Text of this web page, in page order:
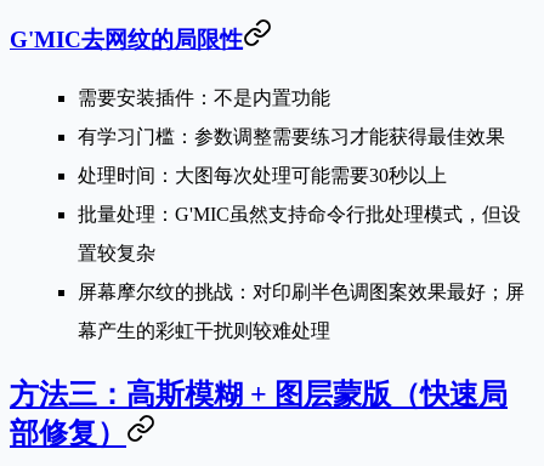
G'MIC去网纹的局限性
需要安装插件 ：不是内置功能
有学习门槛 ：参数调整需要练习才能获得最佳效果
处理时间 ：大图每次处理可能需要30秒以上
批量处理 ：G'MIC虽然支持命令行批处理模式，但设
置较复杂
屏幕摩尔纹的挑战 ：对印刷半色调图案效果最好；屏
幕产生的彩虹干扰则较难处理
方法三：高斯模糊 + 图层蒙版（快速局
部修复）